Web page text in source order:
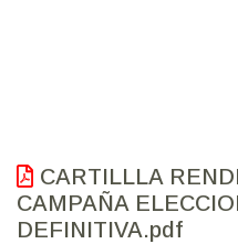
CARTILLLA
CAMPAÑA
DEFINITIVA.pdf